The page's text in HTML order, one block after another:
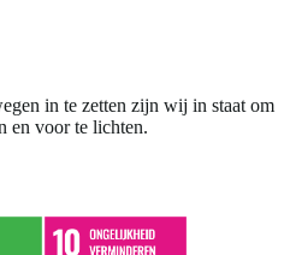
in te zetten zijn wij in staat om
en voor te lichten.